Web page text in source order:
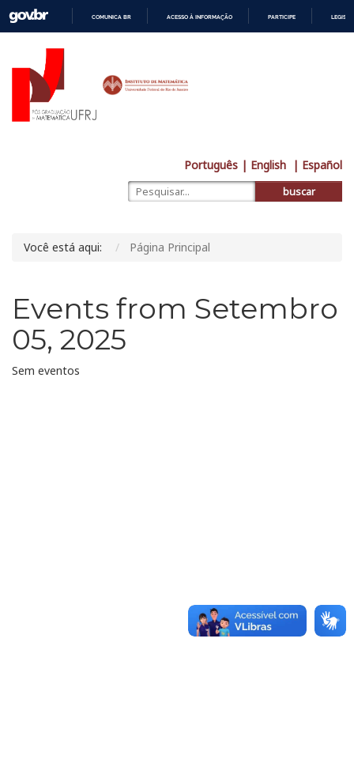
COMUNICA BR ACESSO À INFORMAÇÃO PARTICIPE
Português | English | Español
buscar
Você está aqui: Página Principal
Events from Setembro
05, 2025
Sem eventos